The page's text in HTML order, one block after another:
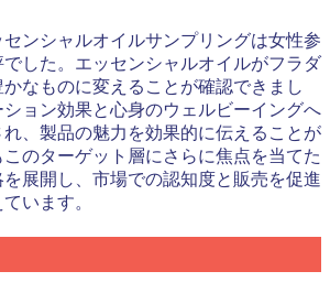
ンシャルオイルサンプリングは女性参
した。エッセンシャルオイルがフラダ
なものに変えることが確認できまし
ョン効果と心身のウェルビーイングへ
、製品の魅力を効果的に伝えることが
のターゲット層にさらに焦点を当てた
展開し、市場での認知度と販売を促進
います。